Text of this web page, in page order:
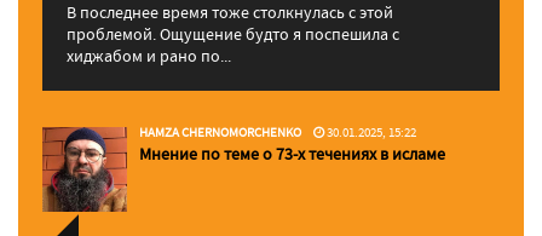
В последнее время тоже столкнулась с этой
проблемой. Ощущение будто я поспешила с
хиджабом и рано по...
HAMZA CHERNOMORCHENKO 30.01.2025, 15:22
Мнение по теме о 73-х течениях в исламе